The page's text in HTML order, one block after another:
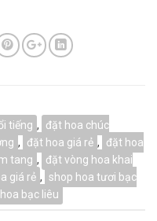
tiếng ,
đặt hoa chúc
, đặt hoa giá rẻ ,
đặt hoa
tang ,
đặt vòng hoa khai
giá rẻ , shop hoa tươi bạc
bạc liêu